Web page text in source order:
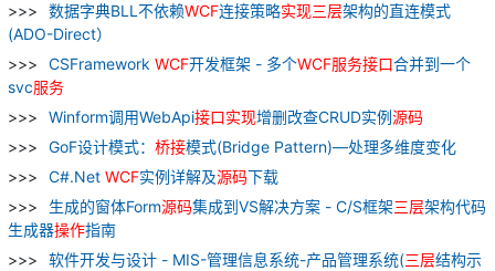
数据字典BLL不依赖WCF连接策略实现三层架构的直连模式
(ADO-Direct）
CSFramework WCF开发框架 - 多个WCF服务接口合并到一个
svc服务
Winform调用WebApi接口实现增删改查CRUD实例源码
GoF设计模式： 桥接模式(Bridge Pattern)—处理多维度变化
C#.Net WCF实例详解及源码下载
生成的窗体Form源码集成到VS解决方案 - C/S框架三层架构代码
生成器操作指南
软件开发与设计 - MIS-管理信息系统-产品管理系统(三层结构示